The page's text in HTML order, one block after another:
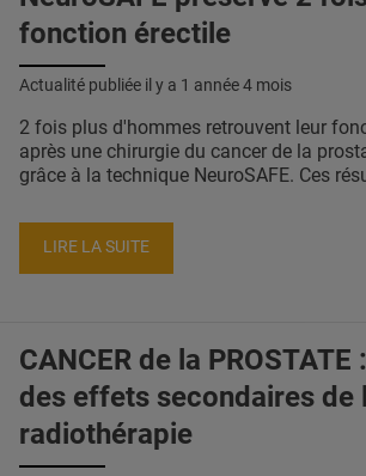
fonction érectile
Actualité publiée il y a 1 année 4 mois
2 fois plus d'hommes retrouvent leur
après une chirurgie du cancer de la
grâce à la technique NeuroSAFE. Ces
LIRE LA SUITE
CANCER de la PROSTATE
des effets secondaires de
radiothérapie